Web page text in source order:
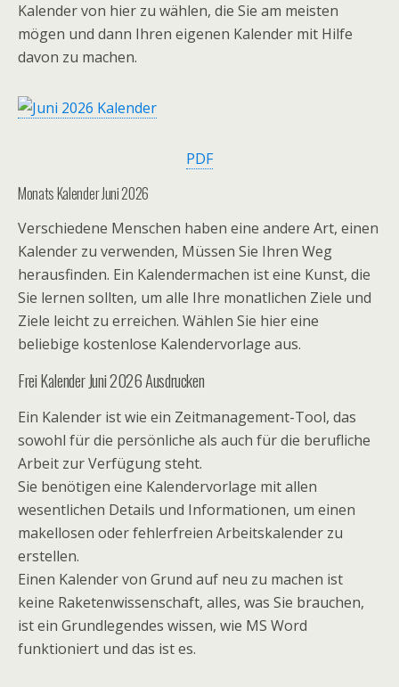
Kalender von hier zu wählen, die Sie am meisten
mögen und dann Ihren eigenen Kalender mit Hilfe
davon zu machen.
PDF
Monats Kalender Juni 2026
Verschiedene Menschen haben eine andere Art, einen
Kalender zu verwenden, Müssen Sie Ihren Weg
herausfinden. Ein Kalendermachen ist eine Kunst, die
Sie lernen sollten, um alle Ihre monatlichen Ziele und
Ziele leicht zu erreichen. Wählen Sie hier eine
beliebige kostenlose Kalendervorlage aus.
Frei Kalender Juni 2026 Ausdrucken
Ein Kalender ist wie ein Zeitmanagement-Tool, das
sowohl für die persönliche als auch für die berufliche
Arbeit zur Verfügung steht.
Sie benötigen eine Kalendervorlage mit allen
wesentlichen Details und Informationen, um einen
makellosen oder fehlerfreien Arbeitskalender zu
erstellen.
Einen Kalender von Grund auf neu zu machen ist
keine Raketenwissenschaft, alles, was Sie brauchen,
ist ein Grundlegendes wissen, wie MS Word
funktioniert und das ist es.